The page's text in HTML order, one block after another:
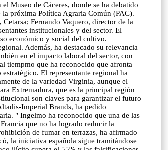
Museo de Cáceres, donde se ha debatido
la próxima Política Agraria Común (PAC).
Fernando Vaquero, director de la
institucionales y del sector. El
económico y social del cultivo.
Además, ha destacado su relevancia
en el impacto laboral del sector, con
tiempmo que ha reconocido que afronta
El representante regional ha
de la variedad Virginia, aunque el
Extremadura, que es la principal región
son claves para garantizar el futuro
Imperial Brands, ha pedido
" Ingelmo ha reconocido que una de las
que no ha logrado reducir la
de fumar en terrazas, ha afirmado
la iniciativa española sigue tramitándose